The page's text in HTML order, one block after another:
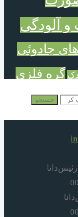
جستجو
آلودگی
جادوئی
گره فلزی